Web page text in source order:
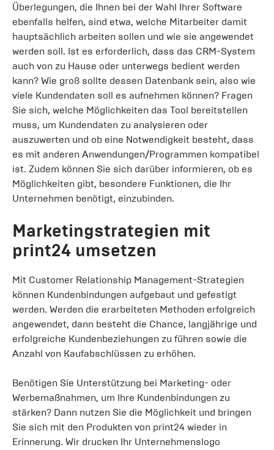
Überlegungen, die Ihnen bei der Wahl Ihrer Software
ebenfalls helfen, sind etwa, welche Mitarbeiter damit
hauptsächlich arbeiten sollen und wie sie angewendet
werden soll. Ist es erforderlich, dass das CRM-System
auch von zu Hause oder unterwegs bedient werden
kann? Wie groß sollte dessen Datenbank sein, also wie
viele Kundendaten soll es aufnehmen können? Fragen
Sie sich, welche Möglichkeiten das Tool bereitstellen
muss, um Kundendaten zu analysieren oder
auszuwerten und ob eine Notwendigkeit besteht, dass
es mit anderen Anwendungen/Programmen kompatibel
ist. Zudem können Sie sich darüber informieren, ob es
Möglichkeiten gibt, besondere Funktionen, die Ihr
Unternehmen benötigt, einzubinden.
Marketingstrategien mit
print24 umsetzen
Mit Customer Relationship Management-Strategien
können Kundenbindungen aufgebaut und gefestigt
werden. Werden die erarbeiteten Methoden erfolgreich
angewendet, dann besteht die Chance, langjährige und
erfolgreiche Kundenbeziehungen zu führen sowie die
Anzahl von Kaufabschlüssen zu erhöhen.
Benötigen Sie Unterstützung bei Marketing- oder
Werbemaßnahmen, um Ihre Kundenbindungen zu
stärken? Dann nutzen Sie die Möglichkeit und bringen
Sie sich mit den Produkten von print24 wieder in
Erinnerung. Wir drucken Ihr Unternehmenslogo